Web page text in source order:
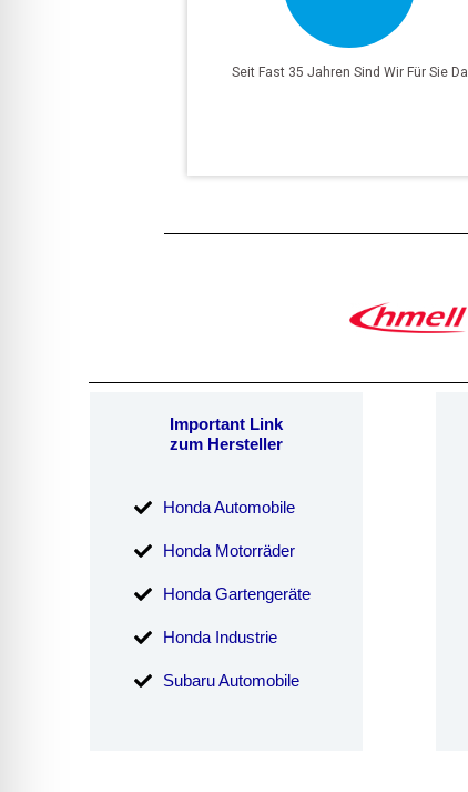
Seit Fast 35 Jahren Sind Wir Für Sie Da
Important Link
zum Hersteller
Honda Automobile
Honda Motorräder
Honda Gartengeräte
Honda Industrie
Subaru Automobile